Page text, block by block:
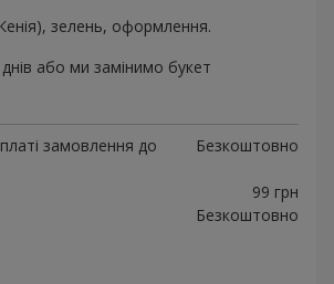
зелень, оформлення.
або ми замінимо букет
замовлення до
Безкоштовно
99 грн
Безкоштовно